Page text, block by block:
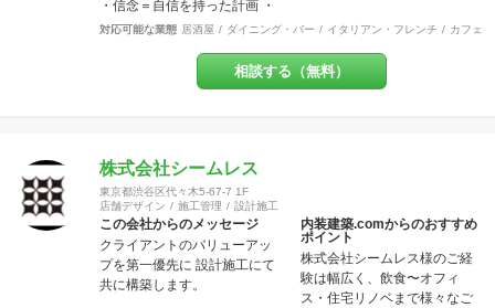
・信念＝自信を持った計画 ・
信用＝信じて用いる行動 ・信
条＝固く信じて守る約束 ・確
信＝固く信じられる内容
成 またデザインを通じて、関
わる方達との関係の構築 これ
らの要素を持って、設計・施
工・管理を行っております。
お客様のお悩みやご相談には
真摯に向き合い、ご要望を最
大限実現する技術力を提供い
対応可能な業態 居酒屋 ダイニング・バー イタリアン・フレンチ カフェ
相談する（無料）
株式会社シームレス
東京都渋谷区代々木5-67-7 1F
店舗デザイン
施工管理 設計施工
この会社からのメッセージ
クライアントのバリューアッ
プを第一優先に 設計施工にて
共に構築します。
内装建築.comからのおすすめ
ポイント
株式会社シームレス様のご経
験は幅広く、飲食〜オフィ
ス・住宅リノベまで様々なご